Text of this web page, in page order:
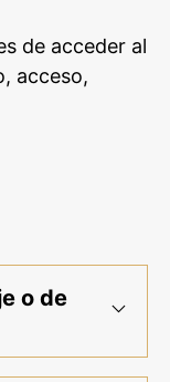
de acceder al
acceso,
o de